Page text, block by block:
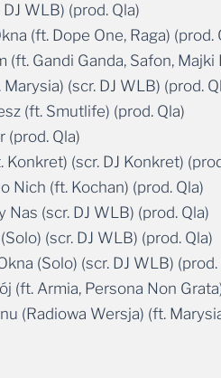
WLB) (prod. Qla)
(ft. Dope One, Raga) (prod.
(ft. Gandi Ganda, Safon, Majki
(scr. DJ WLB) (prod.
(ft. Smutlife) (prod. Qla)
(prod. Qla)
Konkret) (scr. DJ Konkret)
Nich (ft. Kochan) (prod. Qla)
Nas (scr. DJ WLB) (prod. Qla)
(scr. DJ WLB) (prod. Qla)
(Solo) (scr. DJ WLB) (prod.
(ft. Armia, Persona Non
(Radiowa Wersja) (ft.